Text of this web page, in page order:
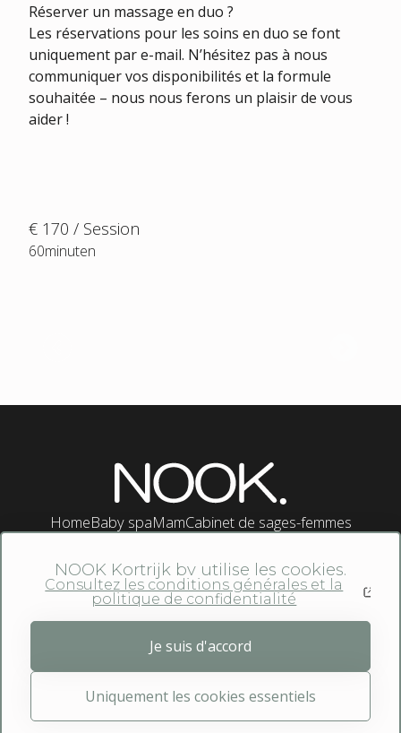
NOOK Kortrijk bv utilise les cookies.
Consultez les conditions générales et la
politique de confidentialité
Je suis d'accord
Uniquement les cookies essentiels
Réserver un massage en duo ?
Les réservations pour les soins en duo se font
uniquement par e-mail. N’hésitez pas à nous
communiquer vos disponibilités et la formule
souhaitée – nous nous ferons un plaisir de vous
aider !
€ 170 / Session
60minuten
HomeBaby spaMamCabinet de sages-femmes
Workshop EHBO
Contact
© NOOK Kortrijk bv 2026 -Conditions
générales et politique de confidentialité